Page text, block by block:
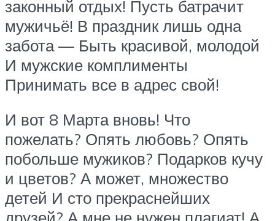
законный отдых! Пусть батрачит
мужичьё! В праздник лишь одна
забота — Быть красивой, молодой
И мужские комплименты
Принимать все в адрес свой!
И вот 8 Марта вновь! Что
пожелать? Опять любовь? Опять
побольше мужиков? Подарков кучу
и цветов? А может, множество
детей И сто прекраснейших